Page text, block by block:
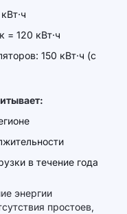
= 120 кВт·ч
150 кВт·ч (с
в течение года
энергии
простоев,